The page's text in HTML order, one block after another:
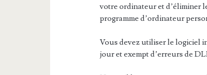
votre ordinateur et d’éliminer
programme d’ordinateur
Vous devez utiliser le logiciel
jour et exempt d’erreurs de